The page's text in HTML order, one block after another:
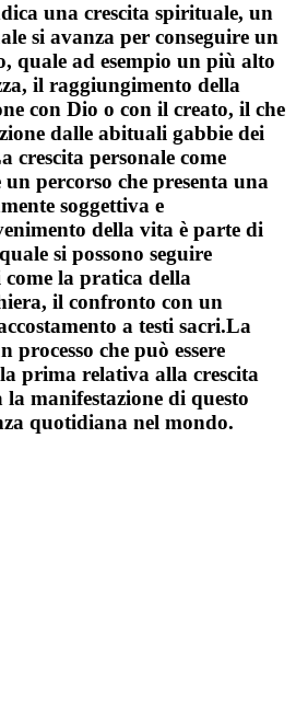
una crescita spirituale, un
si avanza per conseguire un
quale ad esempio un più alto
il raggiungimento della
con Dio o con il creato, il che
dalle abituali gabbie dei
crescita personale come
percorso che presenta una
soggettiva e
della vita è parte di
si possono seguire
la pratica della
il confronto con un
a testi sacri.La
processo che può essere
prima relativa alla crescita
la manifestazione di questo
quotidiana nel mondo.